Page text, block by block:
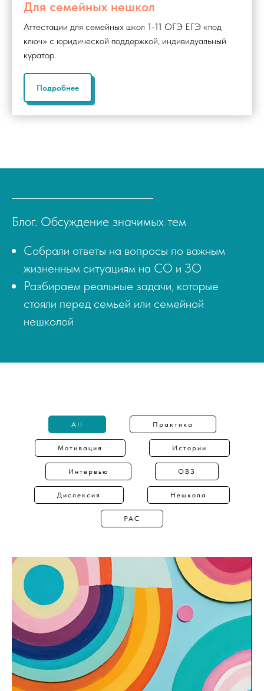
Для семейных нешкол
Аттестации для семейных школ 1-11 ОГЭ ЕГЭ «под
ключ» с юридической поддержкой, индивидуальный
куратор.
Подробнее
Блог. Обсуждение значимых тем
Собрали ответы на вопросы по важным
жизненным ситуациям на СО и ЗО
Разбираем реальные задачи, которые
стояли перед семьей или семейной
нешколой
All Практика
Мотивация Истории
Интервью ОВЗ
Дислексия Нешкола
РАС